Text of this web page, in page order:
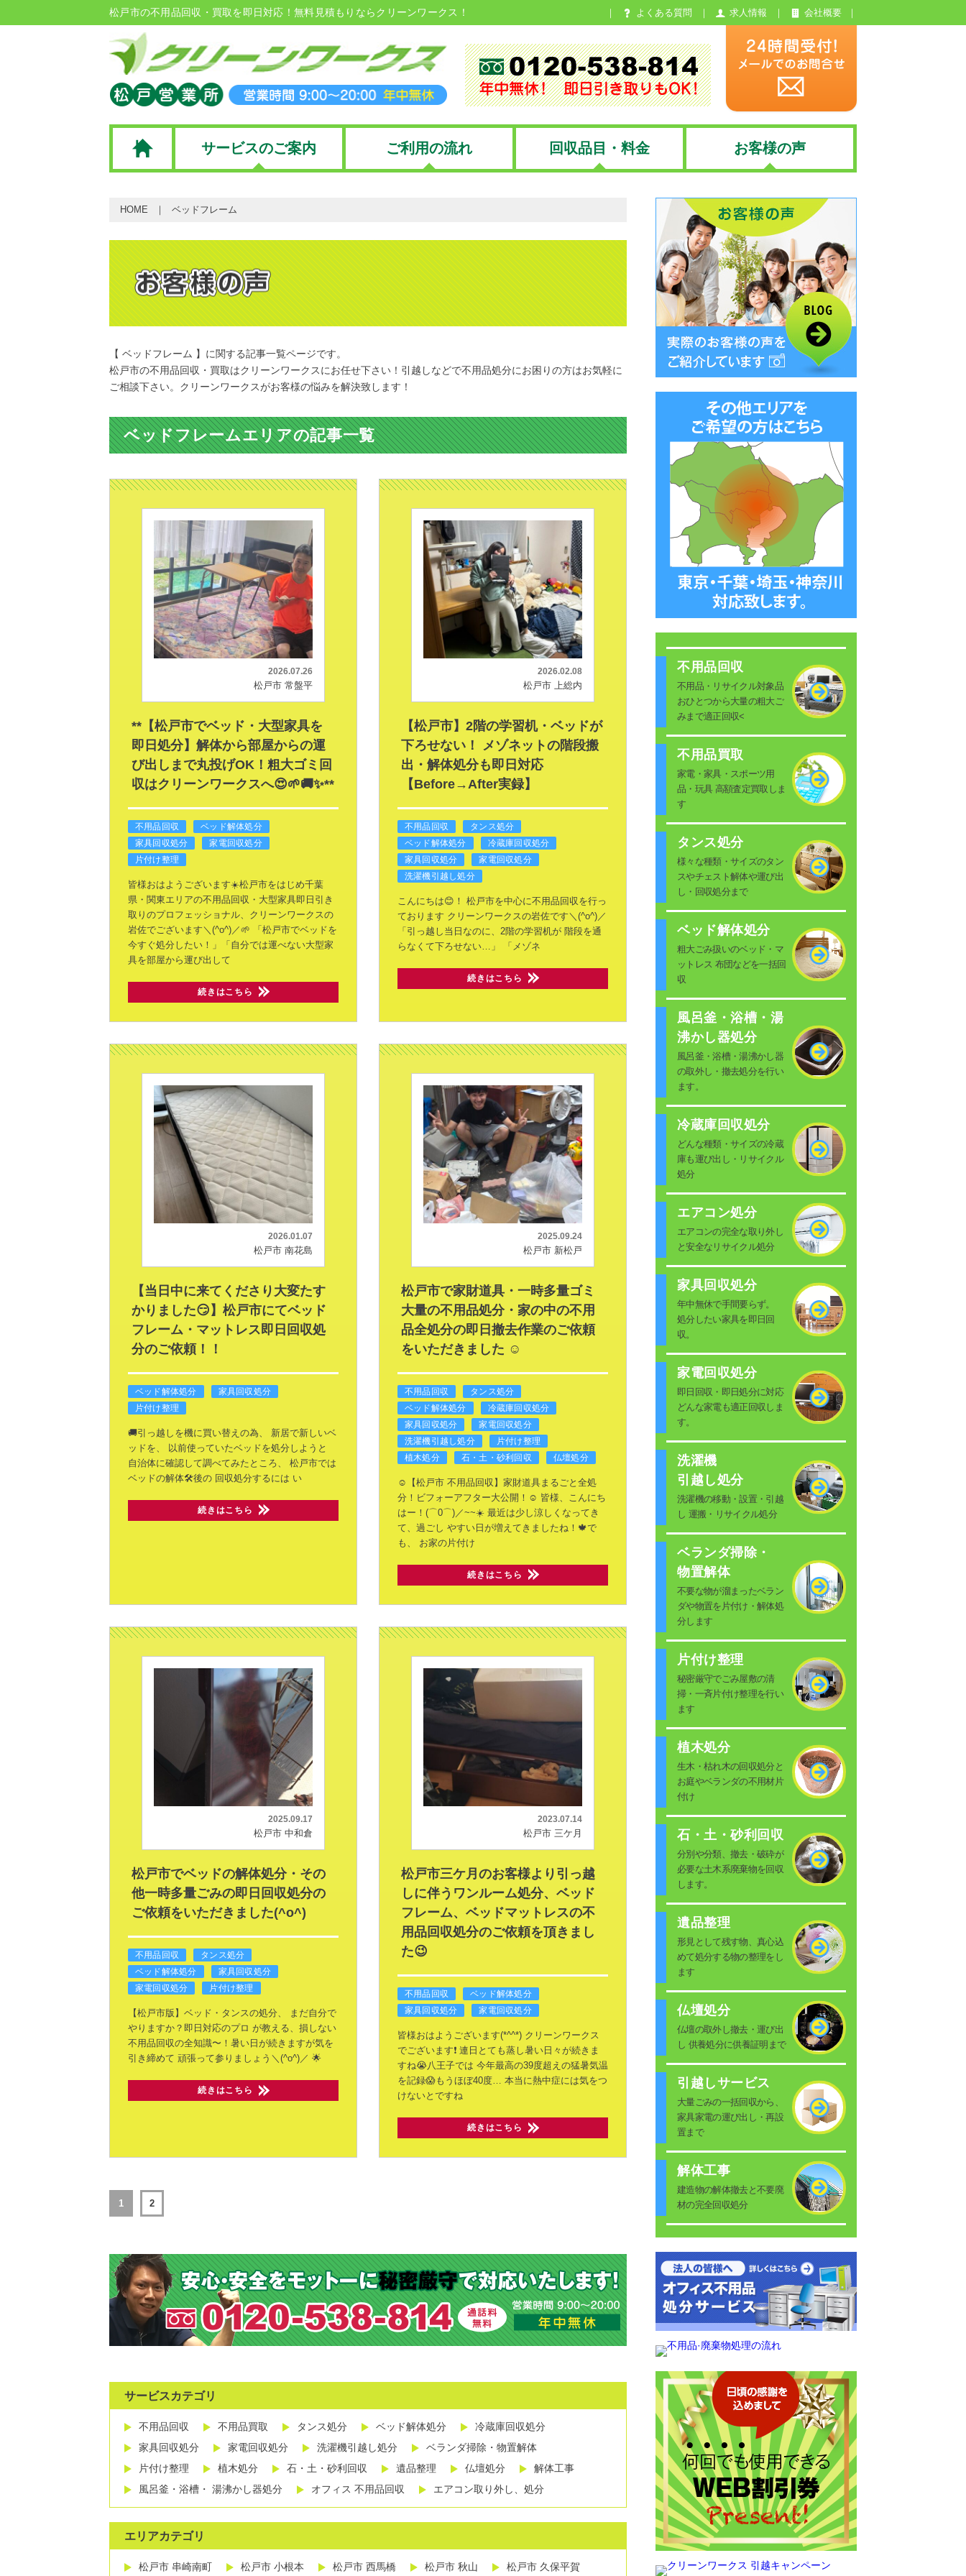
松戸市の不用品回収・買取を即日対応！無料見積もりならクリーンワークス！ よくある質問 求人情報 会社概要
サービスのご案内 ご利用の流れ 回収品目・料金 お客様の声
HOME ベッドフレーム
【 ベッドフレーム 】に関する記事一覧ページです。
松戸市の不用品回収・買取はクリーンワークスにお任せ下さい！引越しなどで不用品処分にお困りの方はお気軽に
ご相談下さい。クリーンワークスがお客様の悩みを解決致します！
ベッドフレームエリアの記事一覧
2026.07.26
松戸市 常盤平
**【松戸市でベッド・大型家具を
即日処分】解体から部屋からの運
び出しまで丸投げOK！粗大ゴミ回
収はクリーンワークスへ😍🌱🚚✨**
不用品回収
ベッド解体処分
家具回収処分
家電回収処分
片付け整理
皆様おはようございます☀️松戸市をはじめ千葉
県・関東エリアの不用品回収・大型家具即日引き
取りのプロフェッショナル、クリーンワークスの
岩佐でございます＼(^o^)／🌱
「松戸市でベッドを
今すぐ処分したい！」「自分では運べない大型家
具を部屋から運び出して
続きはこちら
2026.02.08
松戸市 上総内
【松戸市】2階の学習机・ベッドが
下ろせない！ メゾネットの階段搬
出・解体処分も即日対応
【Before→After実録】
不用品回収
タンス処分
ベッド解体処分
冷蔵庫回収処分
家具回収処分
家電回収処分
洗濯機引越し処分
こんにちは😊！ 松戸市を中心に不用品回収を行っ
ております クリーンワークスの岩佐です＼(^o^)／
「引っ越し当日なのに、2階の学習机が 階段を通
らなくて下ろせない…」
「メゾネ
続きはこちら
2026.01.07
松戸市 南花島
【当日中に来てくださり大変たす
かりました😏】松戸市にてベッド
フレーム・マットレス即日回収処
分のご依頼！！
ベッド解体処分
家具回収処分
片付け整理
🚚引っ越しを機に買い替えの為、
新居で新しいベ
ッドを、
以前使っていたベッドを処分しようと
自治体に確認して調べてみたところ、
松戸市では
ベッドの解体🛠️後の 回収処分するには い
続きはこちら
2025.09.24
松戸市 新松戸
松戸市で家財道具・一時多量ゴミ
大量の不用品処分・家の中の不用
品全処分の即日撤去作業のご依頼
をいただきました ☺️
不用品回収
タンス処分
ベッド解体処分
冷蔵庫回収処分
家具回収処分
家電回収処分
洗濯機引越し処分
片付け整理
植木処分
石・土・砂利回収 仏壇処分
☺️【松戸市 不用品回収】家財道具まるごと全処
分！ビフォーアフター大公開！☺️ 皆様、こんにち
はー！(⌒0⌒)／~~☀️ 最近は少し涼しくなってき
て、過ごし やすい日が増えてきましたね！🍁で
も、
お家の片付け
続きはこちら
2025.09.17
松戸市 中和倉
松戸市でベッドの解体処分・その
他一時多量ごみの即日回収処分の
ご依頼をいただきました(^o^)
不用品回収
タンス処分
ベッド解体処分
家具回収処分
家電回収処分
片付け整理
【松戸市版】ベッド・タンスの処分、
まだ自分で
やりますか？即日対応のプロ が教える、損しない
不用品回収の全知識〜！ ​暑い日が続きますが気を
引き締めて 頑張って参りましょう＼(^o^)／ 🌟
続きはこちら
2023.07.14
松戸市 三ケ月
松戸市三ケ月のお客様より引っ越
しに伴うワンルーム処分、ベッド
フレーム、ベッドマットレスの不
用品回収処分のご依頼を頂きまし
た😉
不用品回収
ベッド解体処分
家具回収処分
家電回収処分
皆様おはようございます(*^^*) クリーンワークス
でございます❗ 連日とても蒸し暑い日々が続きま
すね😭八王子では 今年最高の39度超えの猛暑気温
を記録😱もうほぼ40度… 本当に熱中症には気をつ
けないとですね
続きはこちら
1 2
サービスカテゴリ
不用品回収 不用品買取 タンス処分 ベッド解体処分
冷蔵庫回収処分
家具回収処分
家電回収処分 洗濯機引越し処分
ベランダ掃除・物置解体
片付け整理
植木処分 石・土・砂利回収 遺品整理 仏壇処分
解体工事
風呂釜・浴槽・ 湯沸かし器処分
オフィス 不用品回収 エアコン取り外し、処分
エリアカテゴリ
松戸市 串崎南町 松戸市 小根本 松戸市 西馬橋 松戸市 秋山 松戸市 久保平賀
不用品回収
不用品・リサイクル対象品
おひとつから大量の粗大ご
みまで適正回収<
不用品買取
家電・家具・スポーツ用
品・玩具 高額査定買取しま
す
タンス処分
様々な種類・サイズのタン
スやチェスト解体や運び出
し・回収処分まで
ベッド解体処分
粗大ごみ扱いのベッド・マ
ットレス 布団などを一括回
収
風呂釜・浴槽・湯
沸かし器処分
風呂釜・浴槽・湯沸かし器
の取外し・撤去処分を行い
ます。
冷蔵庫回収処分
どんな種類・サイズの冷蔵
庫も運び出し・リサイクル
処分
エアコン処分
エアコンの完全な取り外し
と安全なリサイクル処分
家具回収処分
年中無休で手間要らず。
処分したい家具を即日回
収。
家電回収処分
即日回収・即日処分に対応
どんな家電も適正回収しま
す。
洗濯機
引越し処分
洗濯機の移動・設置・引越
し 運搬・リサイクル処分
ベランダ掃除・
物置解体
不要な物が溜まったベラン
ダや物置を片付け・解体処
分します
片付け整理
秘密厳守でごみ屋敷の清
掃・一斉片付け整理を行い
ます
植木処分
生木・枯れ木の回収処分と
お庭やベランダの不用材片
付け
石・土・砂利回収
分別や分類、撤去・破砕が
必要な土木系廃棄物を回収
します。
遺品整理
形見として残す物、真心込
めて処分する物の整理をし
ます
仏壇処分
仏壇の取外し撤去・運び出
し 供養処分に供養証明まで
引越しサービス
大量ごみの一括回収から、
家具家電の運び出し・再設
置まで
解体工事
建造物の解体撤去と不要廃
材の完全回収処分